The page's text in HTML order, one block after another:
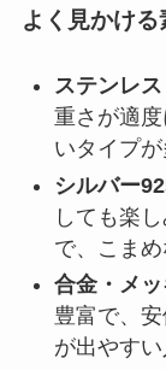
よく見かけ
ステンレス
重さが適
いタイプ
シルバー
しても楽
で、こま
合金・メ
豊富で、
が出やす